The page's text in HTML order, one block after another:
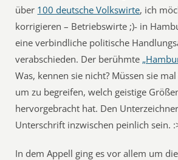
über 100 deutsche Volkswirte, ich
korrigieren – Betriebswirte ;)- in
eine verbindliche politische
verabschieden. Der berühmte
Was, kennen sie nicht? Müssen sie
um zu begreifen, welch geistige
hervorgebracht hat. Den
Unterschrift inzwischen peinlich sein.
In dem Appell ging es vor allem um